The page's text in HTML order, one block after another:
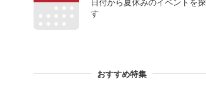
日付から夏休みのイベントを探
す
おすすめ特集